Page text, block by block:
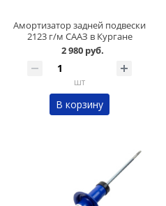
Амортизатор задней подвески
2123 г/м СААЗ в Кургане
2 980 руб.
шт
В корзину